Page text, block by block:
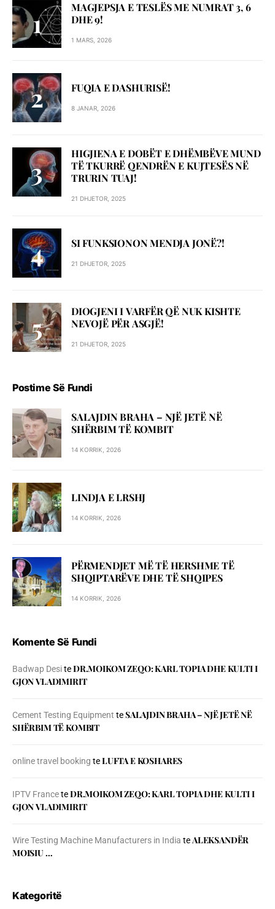
MAGJEPSJA E TESLËS ME NUMRAT 3, 6
DHE 9!
1 MARS, 2026
FUQIA E DASHURISË!
8 JANAR, 2026
HIGJIENA E DOBËT E DHËMBËVE MUND
TË TKURRË QENDRËN E KUJTESËS NË
TRURIN TUAJ!
21 DHJETOR, 2025
SI FUNKSIONON MENDJA JONË?!
21 DHJETOR, 2025
DIOGJENI I VARFËR QË NUK KISHTE
NEVOJË PËR ASGJË!
21 DHJETOR, 2025
Postime Së Fundi
SALAJDIN BRAHA – NJЁ JETЁ NЁ
SHЁRBIM TЁ KOMBIT
14 KORRIK, 2026
LINDJA E LRSHJ
14 KORRIK, 2026
PËRMENDJET MË TË HERSHME TË
SHQIPTARËVE DHE TË SHQIPES
14 KORRIK, 2026
Komente Së Fundi
Badwap DesiteDR.MOIKOM ZEQO: KARL TOPIA DHE KULTI I
GJON VLADIMIRIT
Cement Testing Equipment teSALAJDIN BRAHA – NJЁ JETЁ NЁ
SHЁRBIM TЁ KOMBIT
online travel booking teLUFTA E KOSHARES
IPTV FranceteDR.MOIKOM ZEQO: KARL TOPIA DHE KULTI I
GJON VLADIMIRIT
Wire Testing Machine Manufacturers in India teALEKSANDËR
MOISIU …
Kategoritë